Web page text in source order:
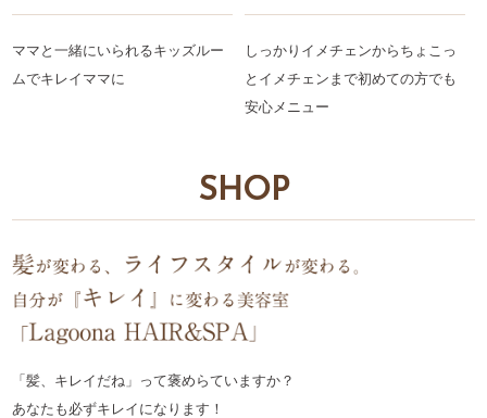
ママと一緒にいられるキッズルー
ムでキレイママに
しっかりイメチェンからちょこっ
とイメチェンまで初めての方でも
安心メニュー
SHOP
「髪、キレイだね」って褒めらていますか？
あなたも必ずキレイになります！